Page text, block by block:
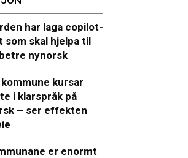
har laga copilot-
som skal hjelpa til
nynorsk
kursar
i klarspråk på
– ser effekten
er enormt